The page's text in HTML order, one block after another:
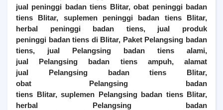
jual peninggi badan tiens Blitar, obat peninggi badan
tiens Blitar, suplemen peninggi badan tiens Blitar,
herbal peninggi badan tiens, jual produk
peninggi badan tiens di Blitar, Paket Pelangsing badan
tiens, jual Pelangsing badan tiens alami,
jual Pelangsing badan tiens ampuh, alamat
jual Pelangsingbadan tiens Blitar,
obat Pelangsing badan
tiens Blitar, suplemen Pelangsingbadan tiens Blitar,
herbal Pelangsingbadan